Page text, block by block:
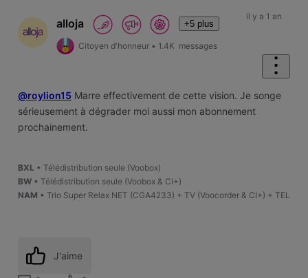
alloja +5 plus
Citoyen d'honneur • 1.4K messages
il y a 1 an
@roylion15 Marre effectivement de cette vision. Je songe
sérieusement à dégrader moi aussi mon abonnement
prochainement.
BXL • Télédistribution seule (Voobox)
BW• Télédistribution seule (Voobox & CI+)
NAM • Trio Super Relax NET (CGA4233) + TV (Voocorder & CI+) + TEL
J'aime